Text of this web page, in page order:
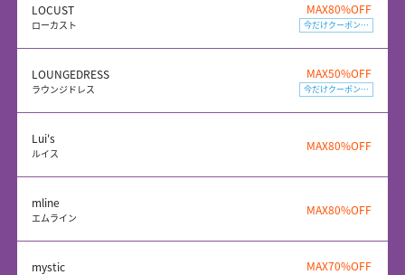
LOCUST
ローカスト
MAX80%OFF
今だけクーポン配布中
LOUNGEDRESS
ラウンジドレス
MAX50%OFF
今だけクーポン配布中
Lui's
ルイス
MAX80%OFF
mline
エムライン
MAX80%OFF
mystic MAX70%OFF